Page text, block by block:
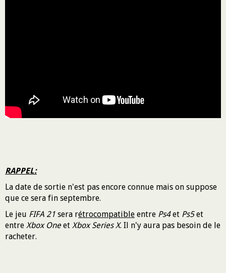
RAPPEL:
La date de sortie n'est pas encore connue mais on suppose
que ce sera fin septembre.
Le jeu FIFA 21 sera rétrocompatible entre Ps4et Ps5et
entre Xbox Oneet Xbox Series X. Il n'y aura pas besoin de le
racheter.